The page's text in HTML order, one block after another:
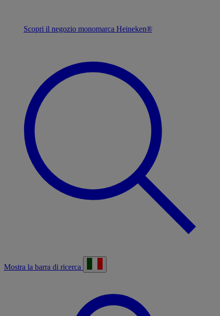
Scopri il negozio monomarca Heineken®
Mostra la barra di ricerca